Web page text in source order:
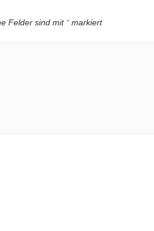
Felder sind mit *markiert